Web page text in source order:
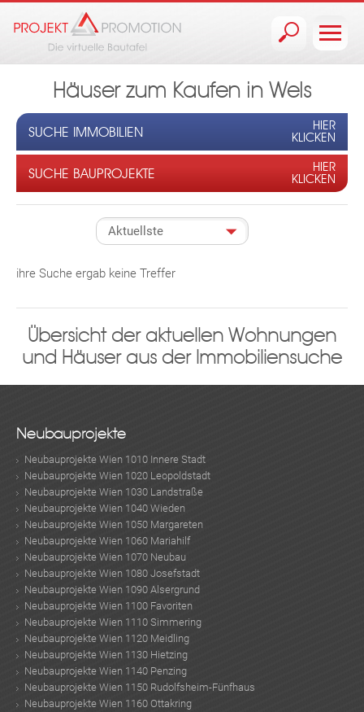
Häuser zum Kaufen in Wels
SUCHE IMMOBILIEN
HIER
KLICKEN
SUCHE BAUPROJEKTE
HIER
KLICKEN
ihre Suche ergab keine Treffer
Übersicht der aktuellen Wohnungen
und Häuser aus der Immobiliensuche
Neubauprojekte
Neubauprojekte Wien 1010 Innere Stadt
Neubauprojekte Wien 1020 Leopoldstadt
Neubauprojekte Wien 1030 Landstraße
Neubauprojekte Wien 1040 Wieden
Neubauprojekte Wien 1050 Margareten
Neubauprojekte Wien 1060 Mariahilf
Neubauprojekte Wien 1070 Neubau
Neubauprojekte Wien 1080 Josefstadt
Neubauprojekte Wien 1090 Alsergrund
Neubauprojekte Wien 1100 Favoriten
Neubauprojekte Wien 1110 Simmering
Neubauprojekte Wien 1120 Meidling
Neubauprojekte Wien 1130 Hietzing
Neubauprojekte Wien 1140 Penzing
Neubauprojekte Wien 1150 Rudolfsheim-Fünfhaus
Neubauprojekte Wien 1160 Ottakring